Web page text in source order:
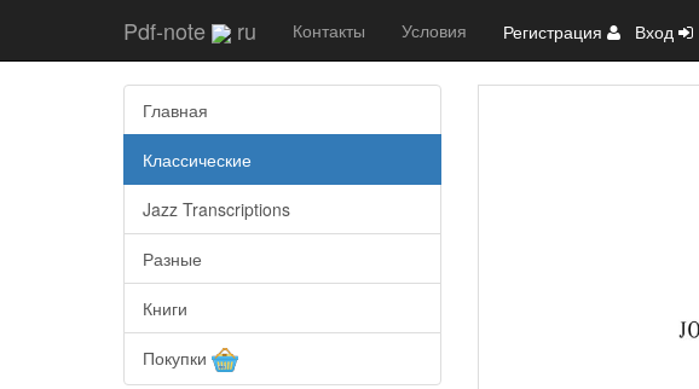
Pdf-note ru Контакты Условия Регистрация Вход
Главная
Классические
Jazz Transcriptions
Разные
Книги
Покупки